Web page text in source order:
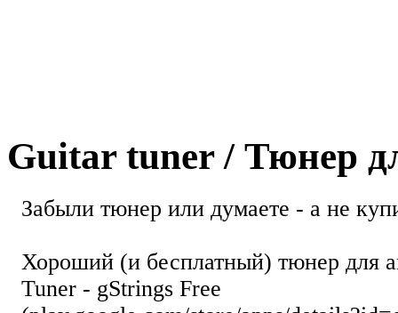
Guitar tuner / Тюнер
Забыли тюнер или думаете - а не
Хороший (и бесплатный) тюнер для
Tuner - gStrings Free